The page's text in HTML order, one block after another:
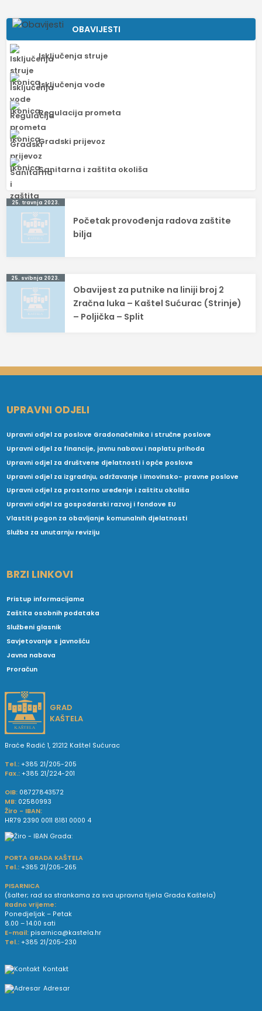
OBAVIJESTI
Isključenja struje
Isključenja vode
Regulacija prometa
Gradski prijevoz
Sanitarna i zaštita okoliša
Navigacija
objava
25. travnja 2023.
Početak provođenja radova zaštite
bilja
25. svibnja 2023.
Obavijest za putnike na liniji broj 2
Zračna luka – Kaštel Sućurac (Strinje)
– Poljička – Split
UPRAVNI ODJELI
Upravni odjel za poslove Gradonačelnika i stručne poslove
Upravni odjel za financije, javnu nabavu i naplatu prihoda
Upravni odjel za društvene djelatnosti i opće poslove
Upravni odjel za izgradnju, održavanje i imovinsko- pravne poslove
Upravni odjel za prostorno uređenje i zaštitu okoliša
Upravni odjel za gospodarski razvoj i fondove EU
Vlastiti pogon za obavljanje komunalnih djelatnosti
Služba za unutarnju reviziju
BRZI LINKOVI
Pristup informacijama
Zaštita osobnih podataka
Službeni glasnik
Savjetovanje s javnošću
Javna nabava
Proračun
GRAD
KAŠTELA
Braće Radić 1, 21212 Kaštel Sućurac
Tel.: +385 21/205-205
Fax.: +385 21/224-201
OIB: 08727843572
MB: 02580993
Žiro - IBAN:
HR79 2390 0011 8181 0000 4
PORTA GRADA KAŠTELA
Tel.: +385 21/205-265
PISARNICA
(šalter; rad sa strankama za sva upravna tijela Grada Kaštela)
Radno vrijeme:
Ponedjeljak – Petak
8.00 – 14.00 sati
E-mail: pisarnica@kastela.hr
Tel.: +385 21/205-230
Kontakt
Adresar